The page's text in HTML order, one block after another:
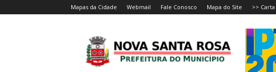
Mapas da Cidade Webmail Fale Conosco Mapa do Site >>